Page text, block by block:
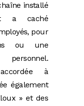
installé
a caché
pour
ou une
à
également
» et des